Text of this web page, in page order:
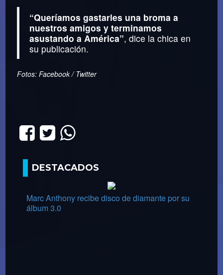
“Queríamos gastarles una broma a
nuestros amigos y terminamos
asustando a América”, dice la chica en
su publicación.
Fotos: Facebook / Twitter
DESTACADOS
Marc Anthony recibe disco de diamante por su
álbum 3.0